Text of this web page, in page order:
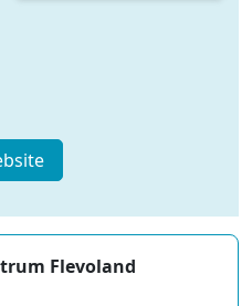
Flevoland